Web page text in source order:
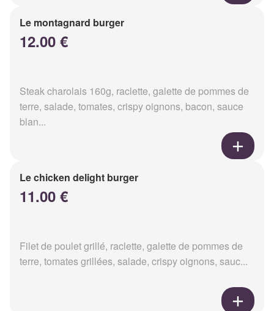
Le montagnard burger
12.00 €
Steak charolais 160g, raclette, galette de pommes de
terre, salade, tomates, crispy oignons, bacon, sauce
blan...
Le chicken delight burger
11.00 €
Filet de poulet grillé, raclette, galette de pommes de
terre, tomates grillées, salade, crispy oignons, sauc...